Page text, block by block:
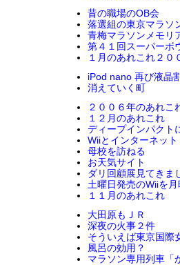
昔の職場のOB会
落選組の東京マラソ
青梅マラソンメモリ
第４１回スーパーボ
１月のあれこれ２０
iPod nano 再び液晶
消えていく町
２００６年のあれこ
１２月のあれこれ
ディープインパクト
Wiiとインターネット
母校を訪ねる
お天気サイト
ダリ回顧展見てきま
土曜日発売のWiiを
１１月のあれこれ
大田原もＪＲ
深夜の火事２件
そういえば東京国際
風呂の効用？
マラソン専用列車「